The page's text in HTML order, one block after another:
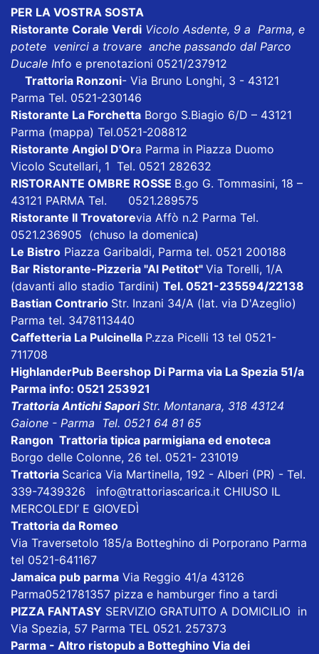
PER LA VOSTRA SOSTA
Ristorante Corale Verdi Vicolo Asdente, 9 a Parma, e
potete venirci a trovare anche passando dal Parco
Ducale Info e prenotazioni 0521/237912
Trattoria Ronzoni- Via Bruno Longhi, 3 - 43121
Parma Tel. 0521-230146
Ristorante La Forchetta Borgo S.Biagio 6/D – 43121
Parma (mappa) Tel.0521-208812
Ristorante Angiol D'Ora Parma in Piazza Duomo
Vicolo Scutellari, 1 Tel. 0521 282632
RISTORANTE OMBRE ROSSE B.go G. Tommasini, 18 –
43121 PARMA Tel. 0521.289575
Ristorante Il Trovatorevia Affò n.2 Parma Tel.
0521.236905 (chuso la domenica)
Le Bistro Piazza Garibaldi, Parma tel. 0521 200188
Bar Ristorante-Pizzeria "Al Petitot" Via Torelli, 1/A
(davanti allo stadio Tardini) Tel. 0521-235594/22138
Bastian Contrario Str. Inzani 34/A (lat. via D'Azeglio)
Parma tel. 3478113440
Caffetteria La Pulcinella P.zza Picelli 13 tel 0521-
711708
HighlanderPub Beershop Di Parma via La Spezia 51/a
Parma info: 0521 253921
Trattoria Antichi SaporiStr. Montanara, 318 43124
Gaione - Parma Tel. 0521 64 81 65
Rangon Trattoria tipica parmigiana ed enoteca
Borgo delle Colonne, 26 tel. 0521- 231019
Trattoria Scarica Via Martinella, 192 - Alberi (PR) - Tel.
339-7439326 info@trattoriascarica.it CHIUSO IL
MERCOLEDI’ E GIOVEDÌ
Trattoria da Romeo
Via Traversetolo 185/a Botteghino di Porporano Parma
tel 0521-641167
Jamaica pub parma Via Reggio 41/a 43126
Parma0521781357 pizza e hamburger fino a tardi
PIZZA FANTASY SERVIZIO GRATUITO A DOMICILIO in
Via Spezia, 57 Parma TEL 0521. 257373
Parma - Altro ristopub a Botteghino Via dei